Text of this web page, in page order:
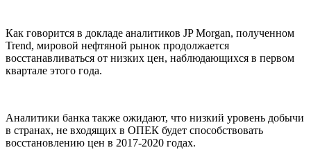
Как говорится в докладе аналитиков JP Morgan, полученном
Trend, мировой нефтяной рынок продолжается
восстанавливаться от низких цен, наблюдающихся в первом
квартале этого года.
Аналитики банка также ожидают, что низкий уровень добычи
в странах, не входящих в ОПЕК будет способствовать
восстановлению цен в 2017-2020 годах.